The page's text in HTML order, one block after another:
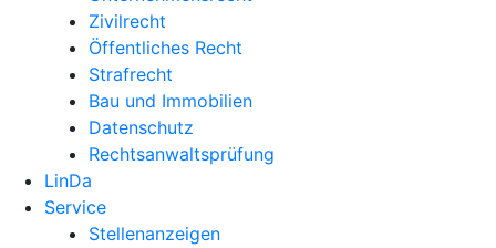
Zivilrecht
Öffentliches Recht
Strafrecht
Bau und Immobilien
Datenschutz
Rechtsanwalts­prüfung
LinDa
Service
Stellenanzeigen